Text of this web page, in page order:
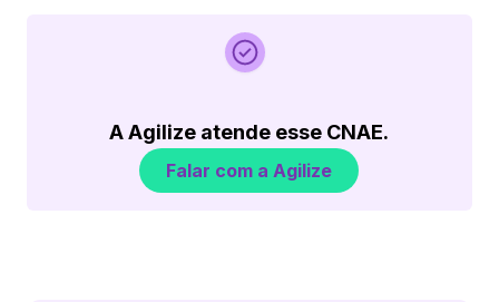
A Agilize atende esse CNAE.
Falar com a Agilize